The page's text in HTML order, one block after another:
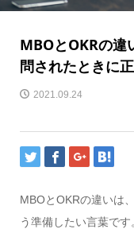
MBOとOKRの違
問されたときに
2021.09.24
MBOとOKRの違いは
う準備したい言葉で